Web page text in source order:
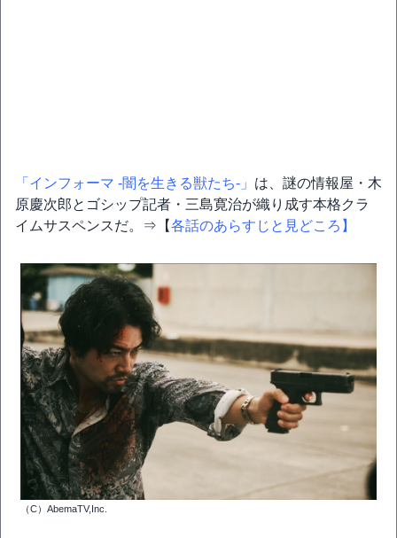
「インフォーマ -闇を生きる獣たち-」 は、謎の情報屋・木
原慶次郎とゴシップ記者・三島寛治が織り成す本格クラ
イムサスペンスだ。⇒【各話のあらすじと見どころ】
（C）AbemaTV,Inc.